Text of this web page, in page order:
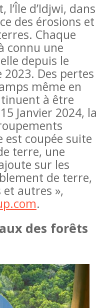
d’Idjwi, dans
des érosions et
Chaque
connu une
depuis le
Des pertes
même en
à être
Janvier 2024, la
est coupée suite
terre, une
sur les
de terre,
autres »,
.
des forêts